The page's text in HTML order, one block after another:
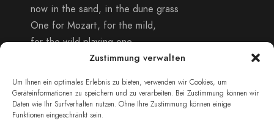
Zustimmung verwalten
Um Ihnen ein optimales Erlebnis zu bieten, verwenden wir Cookies, um
Geräteinformationen zu speichern und zu verarbeiten. Bei Zustimmung können wir
Daten wie Ihr Surfverhalten nutzen. Ohne Ihre Zustimmung können einige
Funktionen eingeschränkt sein.
now in the sand, in the dune grass
One for Mozart, for the mild,
for the wild playing one
and for all the human suffering
And I have –
Seven lives I would like to have –